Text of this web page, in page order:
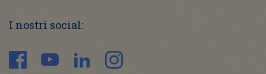
I nostri social: